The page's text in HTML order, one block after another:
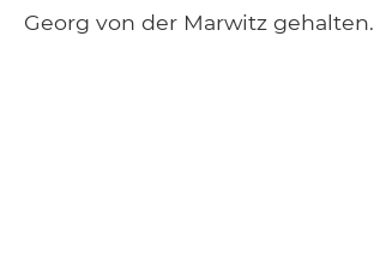
Georg von der Marwitz gehalten.